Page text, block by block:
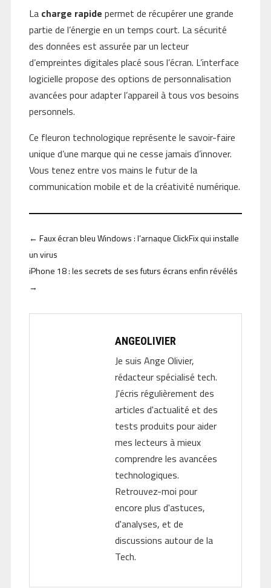
La charge rapide permet de récupérer une grande
partie de l’énergie en un temps court. La sécurité
des données est assurée par un lecteur
d’empreintes digitales placé sous l’écran. L’interface
logicielle propose des options de personnalisation
avancées pour adapter l’appareil à tous vos besoins
personnels.
Ce fleuron technologique représente le savoir-faire
unique d’une marque qui ne cesse jamais d’innover.
Vous tenez entre vos mains le futur de la
communication mobile et de la créativité numérique.
← Faux écran bleu Windows : l’arnaque ClickFix qui installe
un virus
iPhone 18 : les secrets de ses futurs écrans enfin révélés
→
ANGEOLIVIER
Je suis Ange Olivier,
rédacteur spécialisé tech.
J'écris régulièrement des
articles d'actualité et des
tests produits pour aider
mes lecteurs à mieux
comprendre les avancées
technologiques.
Retrouvez-moi pour
encore plus d'astuces,
d'analyses, et de
discussions autour de la
Tech.